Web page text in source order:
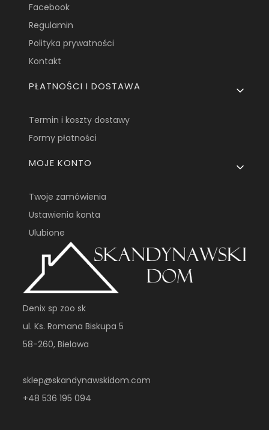
Facebook
Regulamin
Polityka prywatności
Kontakt
PŁATNOŚCI I DOSTAWA
Termin i koszty dostawy
Formy płatności
MOJE KONTO
Twoje zamówienia
Ustawienia konta
Ulubione
Denix sp zoo sk
ul. Ks. Romana Biskupa 5
58-260, Bielawa
sklep@skandynawskidom.com
+48 536 195 094